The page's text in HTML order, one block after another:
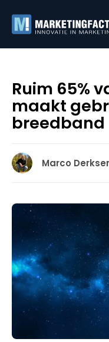
Ruim 65%
maakt
breedband
Marco